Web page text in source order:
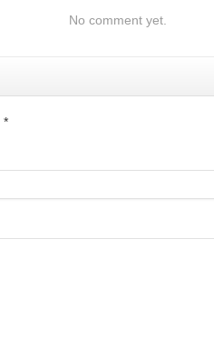
No comment yet.
*